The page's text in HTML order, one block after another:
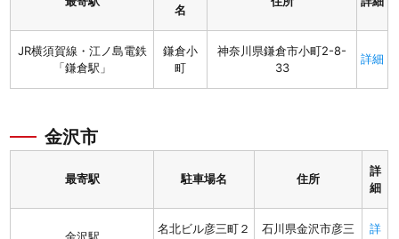
名
JR横須賀線・江ノ島電鉄
「鎌倉駅」
鎌倉小
町
神奈川県鎌倉市小町2-8-
33
詳細
金沢市
最寄駅 駐車場名 住所
詳
細
名北ビル彦三町２
石川県金沢市彦三
詳